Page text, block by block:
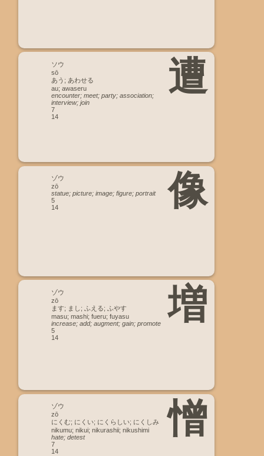
遭
ソウ
sō
あう; あわせる
au; awaseru
encounter; meet; party; association;
interview; join
7
14
像
ゾウ
zō
statue; picture; image; figure; portrait
5
14
増
ゾウ
zō
ます; まし; ふえる; ふやす
masu; mashi; fueru; fuyasu
increase; add; augment; gain; promote
5
14
憎
ゾウ
zō
にくむ; にくい; にくらしい; にくしみ
nikumu; nikui; nikurashii; nikushimi
hate; detest
7
14